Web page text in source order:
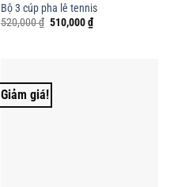
Bộ 3 cúp pha lê tennis
520,000₫ Giá
510,000₫Giá
hiện
Giảm giá!